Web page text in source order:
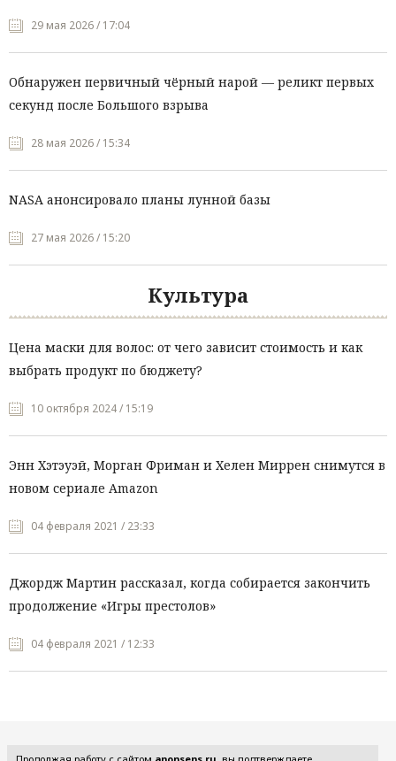
29 мая 2026 / 17:04
Обнаружен первичный чёрный нарой — реликт первых
секунд после Большого взрыва
28 мая 2026 / 15:34
NASA анонсировало планы лунной базы
27 мая 2026 / 15:20
Культура
Цена маски для волос: от чего зависит стоимость и как
выбрать продукт по бюджету?
10 октября 2024 / 15:19
Энн Хэтэуэй, Морган Фриман и Хелен Миррен снимутся в
новом сериале Amazon
04 февраля 2021 / 23:33
Джордж Мартин рассказал, когда собирается закончить
продолжение «Игры престолов»
04 февраля 2021 / 12:33